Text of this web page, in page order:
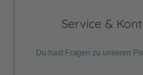
Service &
Du hast Fragen zu unseren